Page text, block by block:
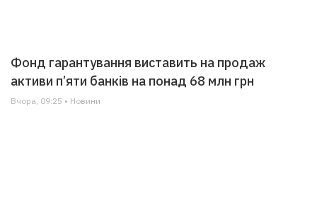
Фонд гарантування виставить на продаж
активи п’яти банків на понад 68 млн грн
Вчора, 09:25 • Новини